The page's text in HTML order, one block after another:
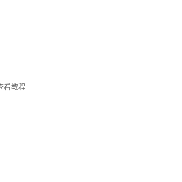
看教程